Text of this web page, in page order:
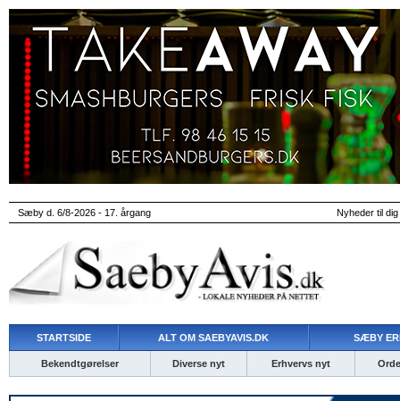
Sæby d. 6/8-2026 - 17. årgang Nyheder til
STARTSIDE ALT OM SAEBYAVIS.DK SÆBY
Bekendtgørelser Diverse nyt Erhvervs nyt